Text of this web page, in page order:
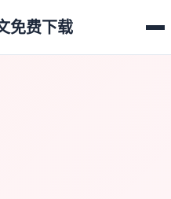
免费下载